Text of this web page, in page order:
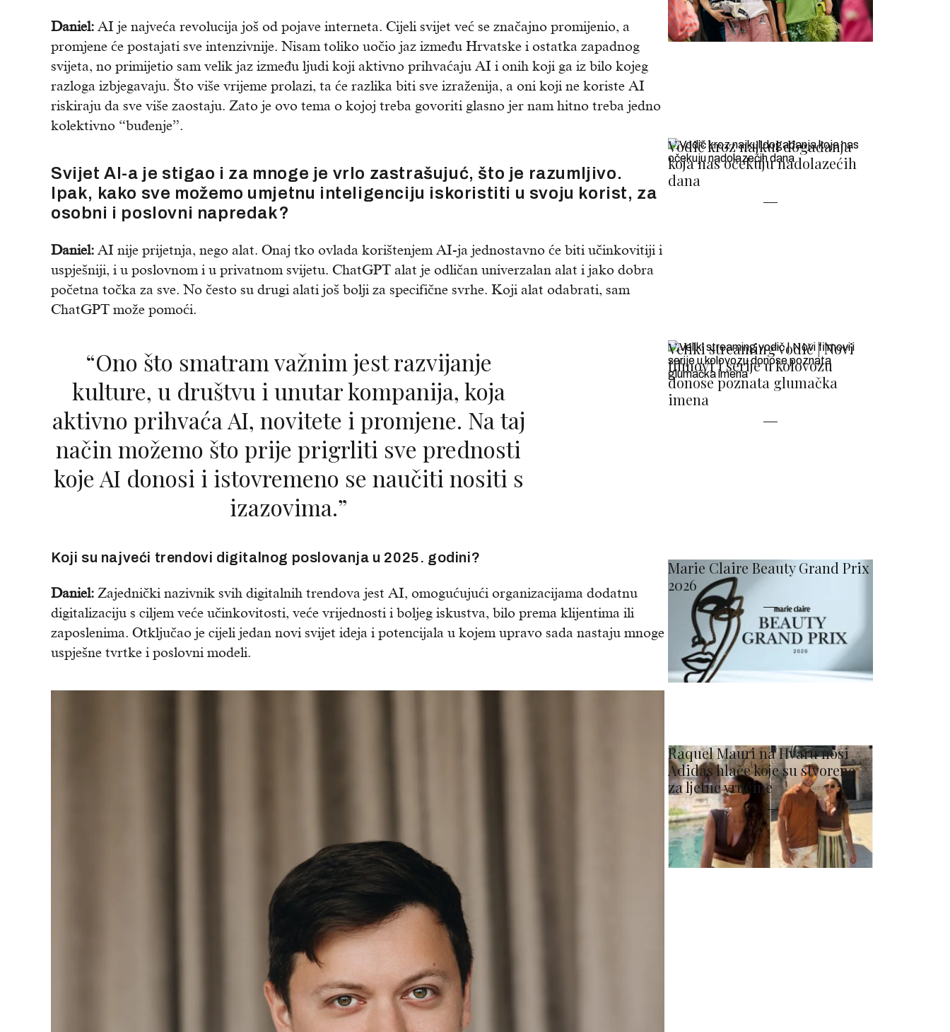
Daniel: AI je najveća revolucija još od pojave interneta. Cijeli svijet već se značajno promijenio, a
promjene će postajati sve intenzivnije. Nisam toliko uočio jaz između Hrvatske i ostatka zapadnog
svijeta, no primijetio sam velik jaz između ljudi koji aktivno prihvaćaju AI i onih koji ga iz bilo kojeg
razloga izbjegavaju. Što više vrijeme prolazi, ta će razlika biti sve izraženija, a oni koji ne koriste AI
riskiraju da sve više zaostaju. Zato je ovo tema o kojoj treba govoriti glasno jer nam hitno treba jedno
kolektivno “buđenje”.
Svijet AI-a je stigao i za mnoge je vrlo zastrašujuć, što je razumljivo.
Ipak, kako sve možemo umjetnu inteligenciju iskoristiti u svoju korist, za
osobni i poslovni napredak?
Daniel: AI nije prijetnja, nego alat. Onaj tko ovlada korištenjem AI-ja jednostavno će biti učinkovitiji i
uspješniji, i u poslovnom i u privatnom svijetu. ChatGPT alat je odličan univerzalan alat i jako dobra
početna točka za sve. No često su drugi alati još bolji za specifične svrhe. Koji alat odabrati, sam
ChatGPT može pomoći.
“Ono što smatram važnim jest razvijanje
kulture, u društvu i unutar kompanija, koja
aktivno prihvaća AI, novitete i promjene. Na taj
način možemo što prije prigrliti sve prednosti
koje AI donosi i istovremeno se naučiti nositi s
izazovima.”
Koji su najveći trendovi digitalnog poslovanja u 2025. godini?
Daniel: Zajednički nazivnik svih digitalnih trendova jest AI, omogućujući organizacijama dodatnu
digitalizaciju s ciljem veće učinkovitosti, veće vrijednosti i boljeg iskustva, bilo prema klijentima ili
zaposlenima. Otključao je cijeli jedan novi svijet ideja i potencijala u kojem upravo sada nastaju mnoge
uspješne tvrtke i poslovni modeli.
Vodič kroz najkul događanja
koja nas očekuju nadolazećih
dana
Veliki streaming vodič | Novi
filmovi i serije u kolovozu
donose poznata glumačka
imena
Marie Claire Beauty Grand Prix
2026
Raquel Mauri na Hvaru nosi
Adidas hlače koje su stvorene
za ljetne vrućine